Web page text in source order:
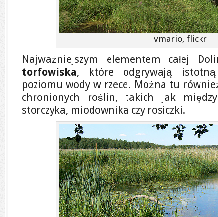
vmario, flickr
Najważniejszym elementem całej
torfowiska, które odgrywają
poziomu wody w rzece. Można tu
chronionych roślin, takich jak
storczyka, miodownika czy rosiczki.